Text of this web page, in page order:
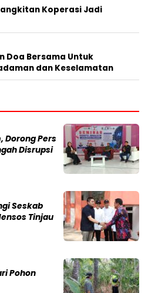
Koperasi Jadi
Doa Bersama Untuk
dan Keselamatan
Dorong Pers
Disrupsi
Seskab
Tinjau
Pohon